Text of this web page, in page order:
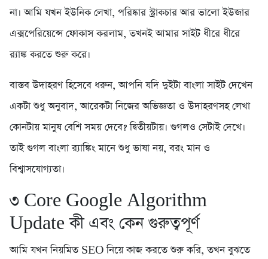
না। আমি যখন ইউনিক লেখা, পরিষ্কার স্ট্রাকচার আর ভালো ইউজার
এক্সপেরিয়েন্সে ফোকাস করলাম, তখনই আমার সাইট ধীরে ধীরে
র‍্যাঙ্ক করতে শুরু করে।
বাস্তব উদাহরণ হিসেবে ধরুন, আপনি যদি দুইটা বাংলা সাইট দেখেন
একটা শুধু অনুবাদ, আরেকটা নিজের অভিজ্ঞতা ও উদাহরণসহ লেখা
কোনটায় মানুষ বেশি সময় দেবে? দ্বিতীয়টায়। গুগলও সেটাই দেখে।
তাই গুগল বাংলা র‍্যাঙ্কিং মানে শুধু ভাষা নয়, বরং মান ও
বিশ্বাসযোগ্যতা।
৩️ Core Google Algorithm
Update কী এবং কেন গুরুত্বপূর্ণ
আমি যখন নিয়মিত SEO নিয়ে কাজ করতে শুরু করি, তখন বুঝতে